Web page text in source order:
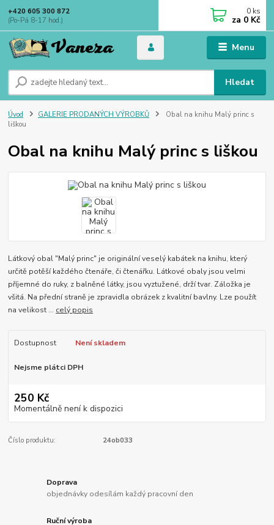
Menu
Hledat
+420 605 300 872
(Po-Pá 8-17 hod.)
0 ks
za 0 Kč
Úvod GALERIE PRODANÝCH VÝROBKŮ
Obal na knihu Malý princ s
liškou
Obal na knihu Malý princ s liškou
Látkový obal "Malý princ" je originální veselý kabátek na knihu, který
určitě potěší každého čtenáře, či čtenářku. Látkové obaly jsou velmi
příjemné do ruky, z balněné látky, jsou vyztužené, drží tvar. Záložka je
všitá. Na přední straně je zpravidla obrázek z kvalitní bavlny. Lze použít
na velikost ... celý popis
Dostupnost Není skladem
Nejsme plátci DPH
250 Kč
Momentálně není k dispozici
Číslo produktu: 24ob033
Doprava
objednávky odesílám každý pracovní den
Ruční výroba